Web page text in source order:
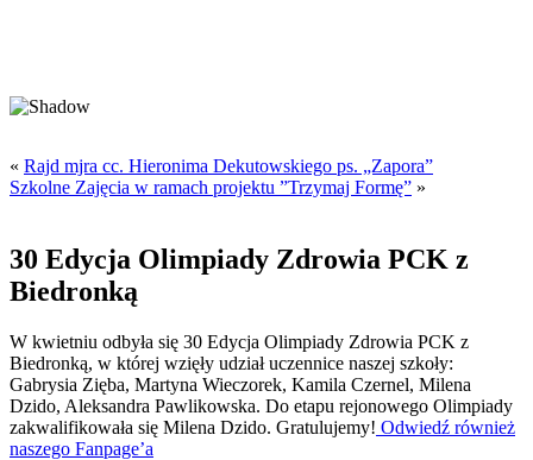
« Rajd mjra cc. Hieronima Dekutowskiego ps. „Zapora”
Szkolne Zajęcia w ramach projektu ”Trzymaj Formę” »
30 Edycja Olimpiady Zdrowia PCK z
Biedronką
W kwietniu odbyła się 30 Edycja Olimpiady Zdrowia PCK z
Biedronką, w której wzięły udział uczennice naszej szkoły:
Gabrysia Zięba, Martyna Wieczorek, Kamila Czernel, Milena
Dzido, Aleksandra Pawlikowska. Do etapu rejonowego Olimpiady
zakwalifikowała się Milena Dzido. Gratulujemy! Odwiedź również
naszego Fanpage’a